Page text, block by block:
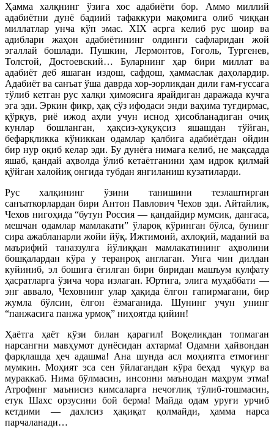
Ҳамма халқнинг ўзига хос адабиёти бор. Аммо миллий
адабиётни дунё бадиий тафаккури мақомига олиб чиққан
миллатлар унча кўп эмас. XIX асрга келиб рус шоир ва
адиблари жаҳон адабиётининг олдинги сафларидан жой
эгаллай бошлади. Пушкин, Лермонтов, Гоголь, Тургенев,
Толстой, Достоевский… Буларнинг ҳар бири миллат ва
адабиёт деб яшаган издош, сафдош, ҳаммаслак даҳолардир.
Адабиёт ва санъат ўша даврда хор-зорликдан дили ғам-ғуссага
тўлиб кетган рус халқи ҳимоясига ярайдиган даражада кучга
эга эди. Эркин фикр, ҳақ сўз ифодаси энди ваҳима туғдирмас,
қўрқув, риё ижод аҳли учун иснод ҳисобланадиган очиқ
кунлар бошланган, ҳақсиз-ҳуқуқсиз яшашдан тўйган,
бефарқликка кўниккан одамлар қалбига адабиётдан ойдин
бир нур оқиб келар эди. Бу дунёга нимага келиб, не мақсадда
яшаб, қандай аҳволда ўлиб кетаётганини ҳам идрок қилмай
қўйган халойиқ онгида тубдан янгиланиш кузатиларди.
Рус халқининг ўзини танишини тезлаштирган
санъаткорлардан бири Антон Павлович Чехов эди. Айтайлик,
Чехов нигоҳида “бутун Россия — қандайдир мумсик, дангаса,
мешчан одамлар мамлакати” ўлароқ кўринган бўлса, бунинг
сира ажабланарли жойи йўқ. Ижтимоий, ахлоқий, маданий ва
маърифий таназзулга йўлиққан мамлакатининг аҳволини
бошқалардан кўра у теранроқ англаган. Унга чин дилдан
куйиниб, эл бошига ёғилган бири биридан машъум кулфату
ҳасратларга ўзича чора излаган. Юртига, элига муҳаббати —
энг аввало, Чеховнинг улар ҳақида ёлғон гапирмагани, бир
жумла бўлсин, ёлғон ёзмаганида. Шунинг учун унинг
“панжасига панжа урмоқ” ниҳоятда қийин!
Ҳаётга ҳаёт кўзи билан қарагил! Воқеликдан топмаган
нарсангни мавҳумот дунёсидан ахтарма! Одамни ҳайвондан
фарқлашда ҳеч адашма! Ана шунда асл моҳиятга етмоғинг
мумкин. Моҳият эса сен ўйлагандан кўра беҳад чуқур ва
мураккаб. Нима бўлмасин, инсонни маънодан маҳрум этма!
Атрофинг маънисиз кимсаларга нечоғлиқ тўлиб-тошмасин,
етук Шахс орзусини бой берма! Майда одам уруғи урчиб
кетдими — дахлсиз ҳақиқат қолмайди, ҳамма нарса
парчаланади…